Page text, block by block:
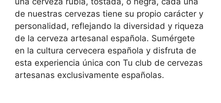
de nuestras cervezas tiene su propio carácter y
personalidad, reflejando la diversidad y riqueza
de la cerveza artesanal española. Sumérgete
en la cultura cervecera española y disfruta de
esta experiencia única con Tu club de cervezas
artesanas exclusivamente españolas.